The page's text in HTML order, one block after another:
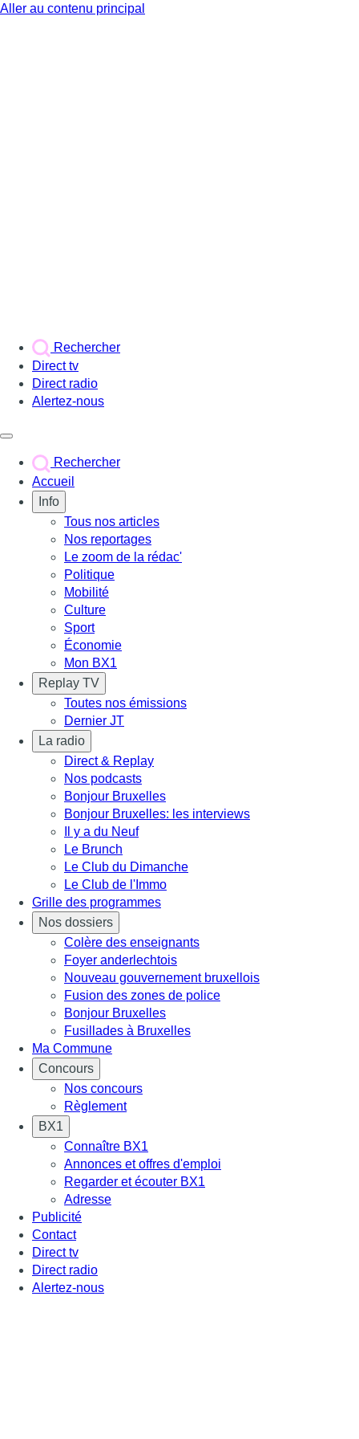
Aller au contenu principal
Rechercher
Direct tv
Direct radio
Alertez-nous
Rechercher
Accueil
Info
Tous nos articles
Nos reportages
Le zoom de la rédac'
Politique
Mobilité
Culture
Sport
Économie
Mon BX1
Replay TV
Toutes nos émissions
Dernier JT
La radio
Direct & Replay
Nos podcasts
Bonjour Bruxelles
Bonjour Bruxelles: les interviews
Il y a du Neuf
Le Brunch
Le Club du Dimanche
Le Club de l'Immo
Grille des programmes
Nos dossiers
Colère des enseignants
Foyer anderlechtois
Nouveau gouvernement bruxellois
Fusion des zones de police
Bonjour Bruxelles
Fusillades à Bruxelles
Ma Commune
Concours
Nos concours
Règlement
BX1
Connaître BX1
Annonces et offres d'emploi
Regarder et écouter BX1
Adresse
Publicité
Contact
Direct tv
Direct radio
Alertez-nous